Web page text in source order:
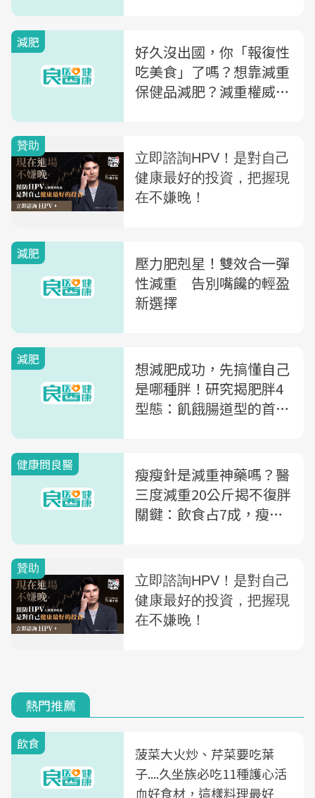
減肥
好久沒出國，你「報復性
吃美食」了嗎？想靠減重
保健品減肥？減重權威公
減肥
壓力肥剋星！雙效合一彈
性減重 告別嘴饞的輕盈
新選擇
減肥
想減肥成功，先搞懂自己
是哪種胖！研究揭肥胖4
型態：飢餓腸道型的首選
健康問良醫
瘦瘦針是減重神藥嗎？醫
三度減重20公斤揭不復胖
關鍵：飲食占7成，瘦太
熱門推薦
飲食
菠菜大火炒、芹菜要吃葉
子....久坐族必吃11種護心活
血好食材，這樣料理最好